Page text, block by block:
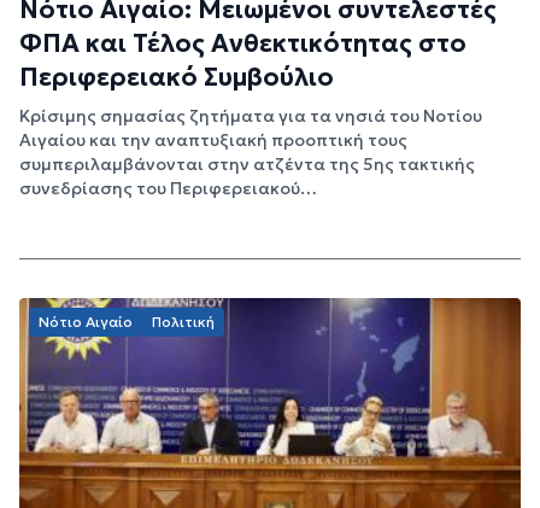
Νότιο Αιγαίο: Μειωμένοι συντελεστές
ΦΠΑ και Τέλος Ανθεκτικότητας στο
Περιφερειακό Συμβούλιο
Κρίσιμης σημασίας ζητήματα για τα νησιά του Νοτίου
Αιγαίου και την αναπτυξιακή προοπτική τους
συμπεριλαμβάνονται στην ατζέντα της 5ης τακτικής
συνεδρίασης του Περιφερειακού…
Νότιο Αιγαίο Πολιτική